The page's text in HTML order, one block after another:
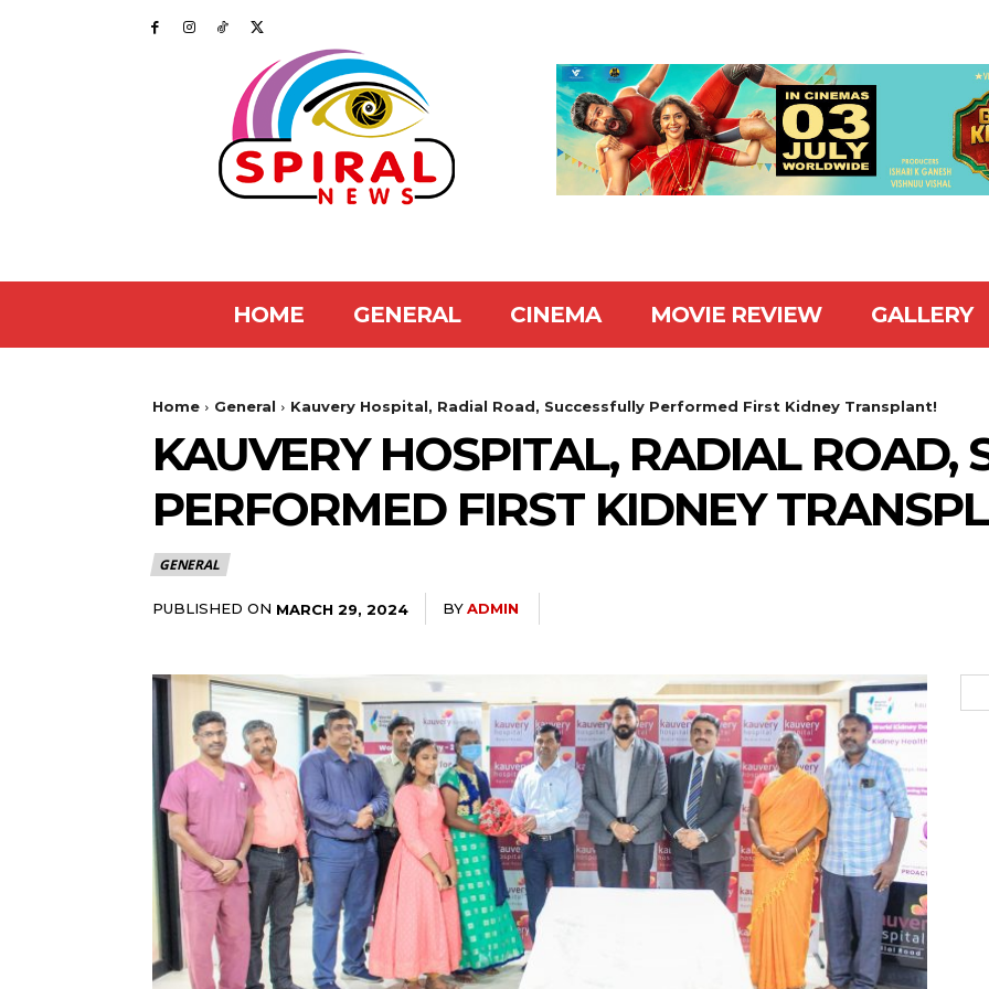
HOME GENERAL CINEMA MOVIE REVIEW GALLERY
Home General Kauvery Hospital, Radial Road, Successfully Performed First Kidney Transplant!
KAUVERY HOSPITAL, RADIAL ROAD,
PERFORMED FIRST KIDNEY
GENERAL
PUBLISHED ON MARCH 29, 2024 BYADMIN